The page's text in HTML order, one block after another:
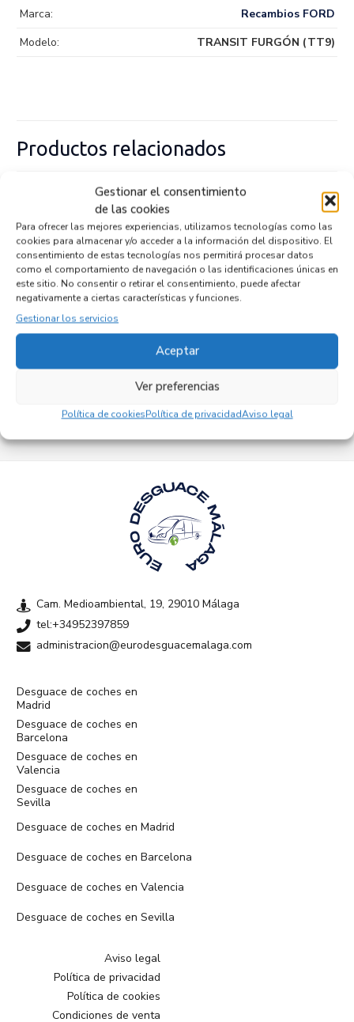
Gestionar el consentimiento
de las cookies
Para ofrecer las mejores experiencias, utilizamos tecnologías como las
cookies para almacenar y/o acceder a la información del dispositivo. El
consentimiento de estas tecnologías nos permitirá procesar datos
como el comportamiento de navegación o las identificaciones únicas en
este sitio. No consentir o retirar el consentimiento, puede afectar
negativamente a ciertas características y funciones.
Gestionar los servicios
Aceptar
Ver preferencias
Política de cookiesPolítica de privacidadAviso legal
Marca:
Recambios FORD
Modelo:
TRANSIT FURGÓN (TT9)
Productos relacionados
BOMBA DIRECCION 6C1Q3A733AA
Recambios FORDTRANSIT FURGÓN (TT9)
Referencia ID: 129879
Referencia OEM: 6C1Q3A733AA
42,95€ (IVA no incluído)
Empresas colaboradoras
Cam. Medioambiental, 19, 29010 Málaga
tel:+34952397859
administracion@eurodesguacemalaga.com
Desguace de coches en
Madrid
Desguace de coches en
Barcelona
Desguace de coches en
Valencia
Desguace de coches en
Sevilla
Desguace de coches en Madrid
Desguace de coches en Barcelona
Desguace de coches en Valencia
Desguace de coches en Sevilla
Aviso legal
Política de privacidad
Política de cookies
Condiciones de venta